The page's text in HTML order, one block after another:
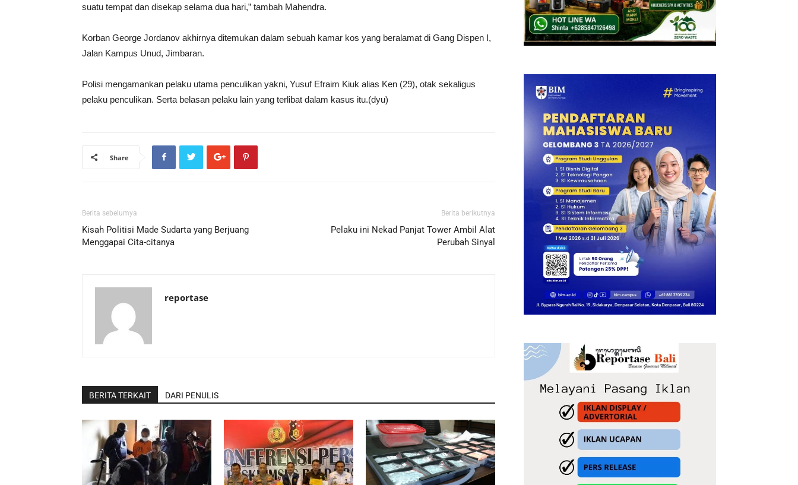
suatu tempat dan disekap selama dua hari,” tambah Mahendra.
Korban George Jordanov akhirnya ditemukan dalam sebuah kamar kos yang beralamat di Gang Dispen I,
Jalan Kampus Unud, Jimbaran.
Polisi mengamankan pelaku utama penculikan yakni, Yusuf Efraim Kiuk alias Ken (29), otak sekaligus
pelaku penculikan. Serta belasan pelaku lain yang terlibat dalam kasus itu.(dyu)
Share
Berita sebelumya
Kisah Politisi Made Sudarta yang Berjuang
Menggapai Cita-citanya
Berita berikutnya
Pelaku ini Nekad Panjat Tower Ambil Alat
Perubah Sinyal
reportase
BERITA TERKAIT DARI PENULIS